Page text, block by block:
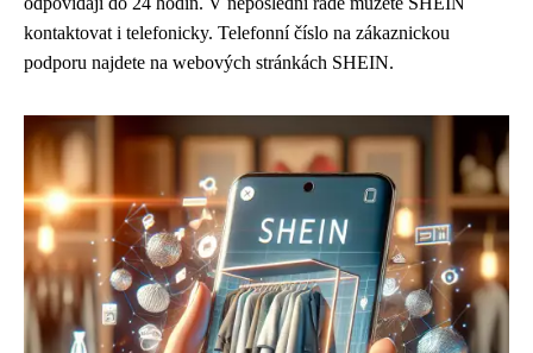
kontaktovat i telefonicky. Telefonní číslo na zákaznickou
podporu najdete na webových stránkách SHEIN.